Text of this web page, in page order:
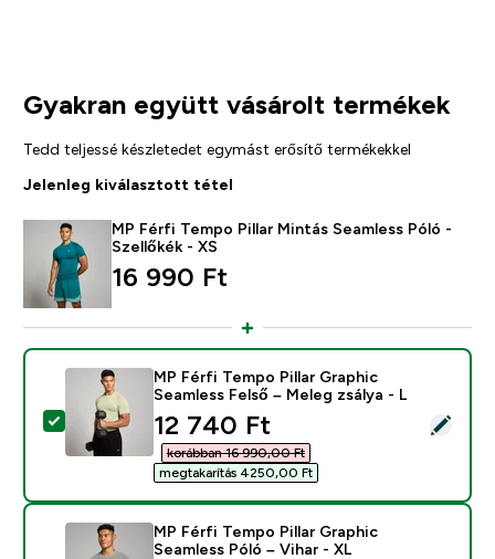
Gyakran együtt vásárolt termékek
Tedd teljessé készletedet egymást erősítő termékekkel
Jelenleg kiválasztott tétel
MP Férfi Tempo Pillar Mintás Seamless Póló -
Szellőkék - XS
16 990 Ft‎
Termék kiválasztása - MP Férfi Tempo Pillar Graphic
MP Férfi Tempo Pillar Graphic
Seamless Felső – Meleg zsálya - L
discounted price
12 740 Ft‎
korábban 16 990,00 Ft‎
megtakarítás 4250,00 Ft‎
MP Férfi Tempo Pillar Graphic
Seamless Póló – Vihar - XL